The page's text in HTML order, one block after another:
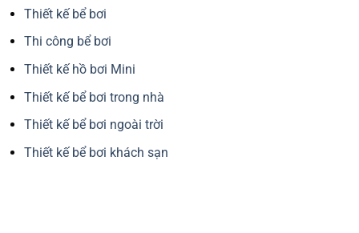
Thiết kế bể bơi
Thi công bể bơi
Thiết kế hồ bơi Mini
Thiết kế bể bơi trong nhà
Thiết kế bể bơi ngoài trời
Thiết kế bể bơi khách sạn